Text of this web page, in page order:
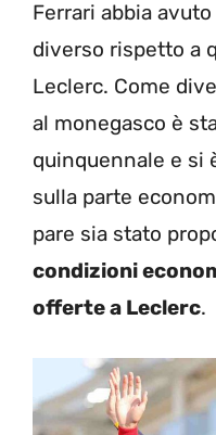
Ferrari abbia
diverso rispetto a
Leclerc. Come
al monegasco è
quinquennale e si
sulla parte
pare sia stato
condizioni
offerte a Leclerc.